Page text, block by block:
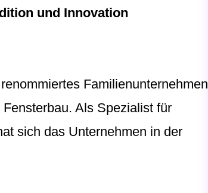
und Innovation
Familienunternehmen
Als Spezialist für
sich das Unternehmen in der